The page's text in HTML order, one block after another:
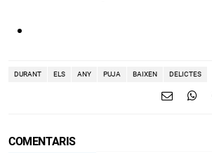
DURANT ELS ANY PUJA BAIXEN DELICTES
COMENTARIS